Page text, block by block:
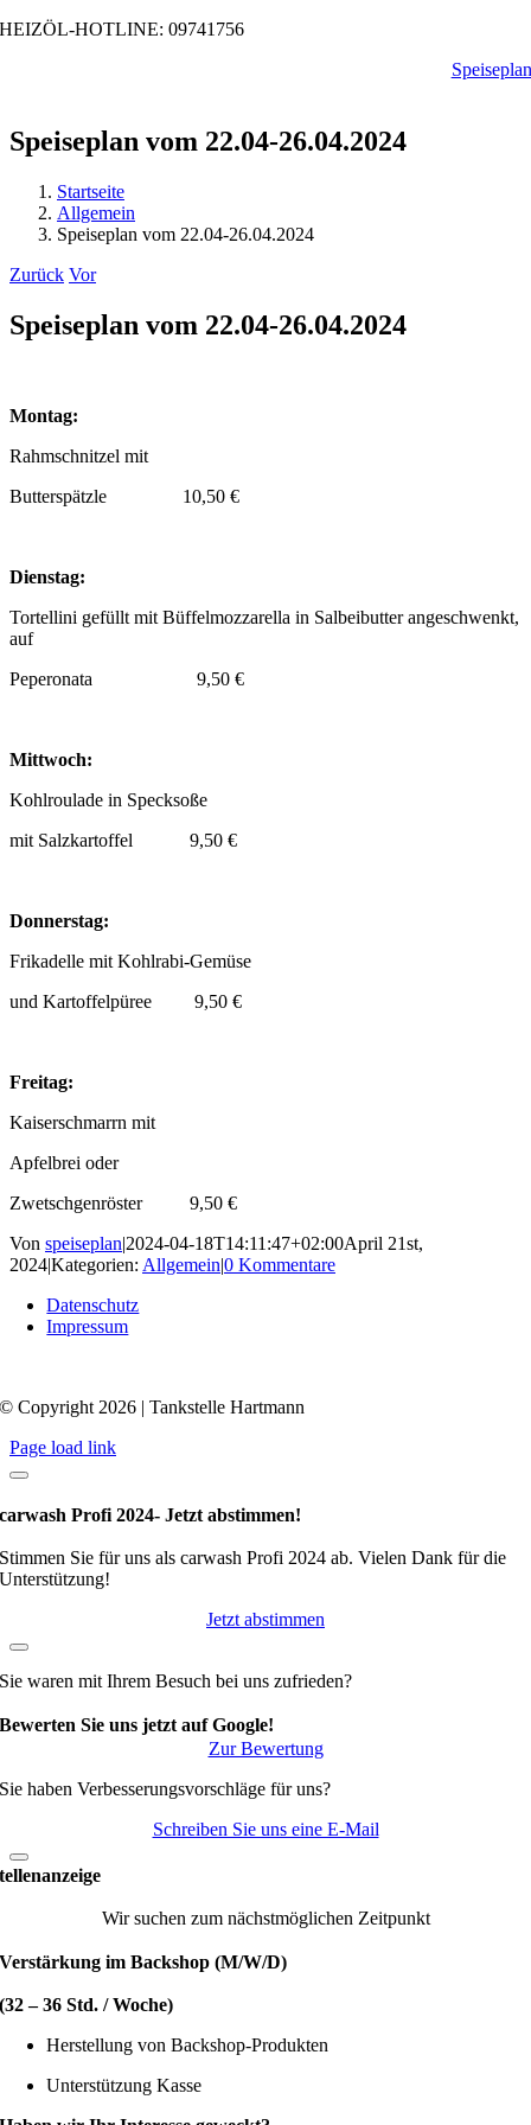
Zum
HEIZÖL-HOTLINE: 09741756
Speiseplan
Speiseplan vom 22.04-26.04.2024
Startseite
Allgemein
Speiseplan vom 22.04-26.04.2024
Zurück Vor
Speiseplan vom 22.04-26.04.2024
Montag:
Rahmschnitzel mit
Butterspätzle 10,50 €
Dienstag:
Tortellini gefüllt mit Büffelmozzarella in Salbeibutter angeschwenkt,
auf
Peperonata 9,50 €
Mittwoch:
Kohlroulade in Specksoße
mit Salzkartoffel 9,50 €
Donnerstag:
Frikadelle mit Kohlrabi-Gemüse
und Kartoffelpüree 9,50 €
Freitag:
Kaiserschmarrn mit
Apfelbrei oder
Zwetschgenröster 9,50 €
Von speiseplan|2024-04-18T14:11:47+02:00April 21st,
2024|Kategorien: Allgemein|0 Kommentare
Datenschutz
Impressum
© Copyright 2026 | Tankstelle Hartmann
Page load link
carwash Profi 2024- Jetzt abstimmen!
Stimmen Sie für uns als carwash Profi 2024 ab. Vielen Dank für die
Unterstützung!
Jetzt abstimmen
Sie waren mit Ihrem Besuch bei uns zufrieden?
Bewerten Sie uns jetzt auf Google!
Zur Bewertung
Sie haben Verbesserungsvorschläge für uns?
Schreiben Sie uns eine E-Mail
Wir suchen zum nächstmöglichen Zeitpunkt
Verstärkung im Backshop (M/W/D)
(32 – 36 Std. / Woche)
Herstellung von Backshop-Produkten
Unterstützung Kasse